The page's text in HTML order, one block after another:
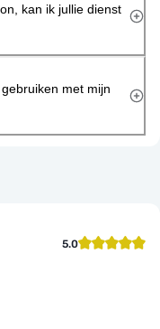
kan ik jullie dienst
met mijn
5.0